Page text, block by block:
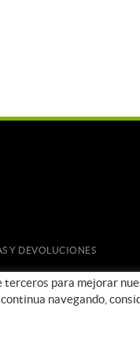
Y DEVOLUCIONES
para mejorar
navegando,